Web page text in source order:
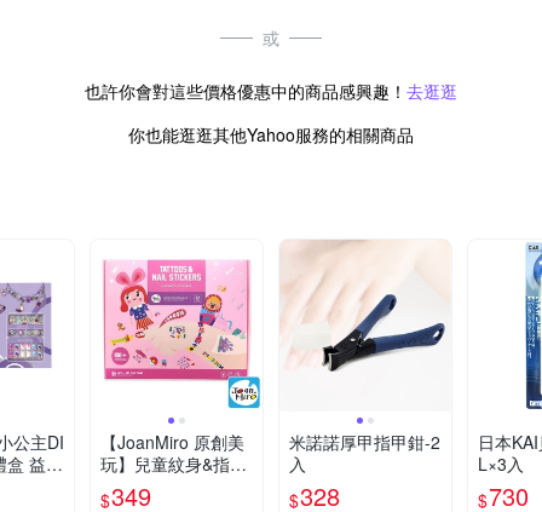
或
也許你會對這些價格優惠中的商品感興趣！ 去逛逛
你也能逛逛其他Yahoo服務的相關商品
公主DI
盒 益智
【JoanMiro 原創美
玩】兒童紋身&指甲
貼紙-Girl款
$349
米諾諾厚甲指甲鉗-2
入
$328
日本
L×3入
$730